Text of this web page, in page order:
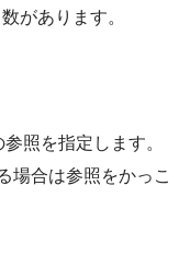
があります。
照を指定します。
場合は参照をかっこ